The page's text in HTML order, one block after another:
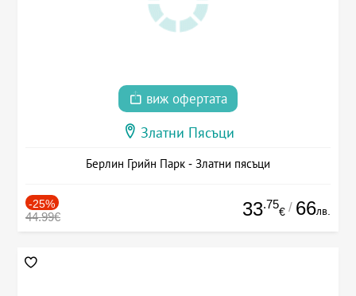
виж офертата
Златни Пясъци
Берлин Грийн Парк - Златни пясъци
-25%
44.99€ 33.75
€ / 66лв.